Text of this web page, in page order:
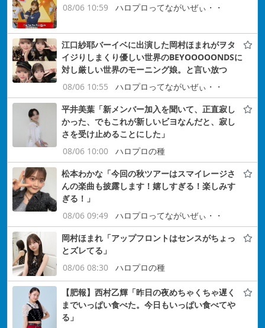
08/06 10:59
ハロプロってながいぜぃ・・
江口紗耶バーイベに出演した岡村ほまれがヲタ
イジりしまくり優しい世界のBEYOOOOONDSに
対し厳しい世界のモーニング娘。と言い放つ
08/06 10:55
ハロプロってながいぜぃ・・
平井美葉「新メンバー加入を聞いて、正直寂し
かった、でもこれが新しいビヨなんだと、寂し
さを受け止めることにした」
08/06 10:00
ハロプロの種
松本わかな「今回の秋ツアーはスマイレージさ
んの楽曲も披露します！嬉しすぎる！楽しみす
ぎる！」
08/06 09:49
ハロプロってながいぜぃ・・
岡村ほまれ「アップフロントはセンスがちょっ
とズレてる」
08/06 08:30
ハロプロの種
【肥報】西村乙輝「昨日の夜めちゃくちゃ遅く
までいっぱい食べた。今日もいっぱい食べてや
る」